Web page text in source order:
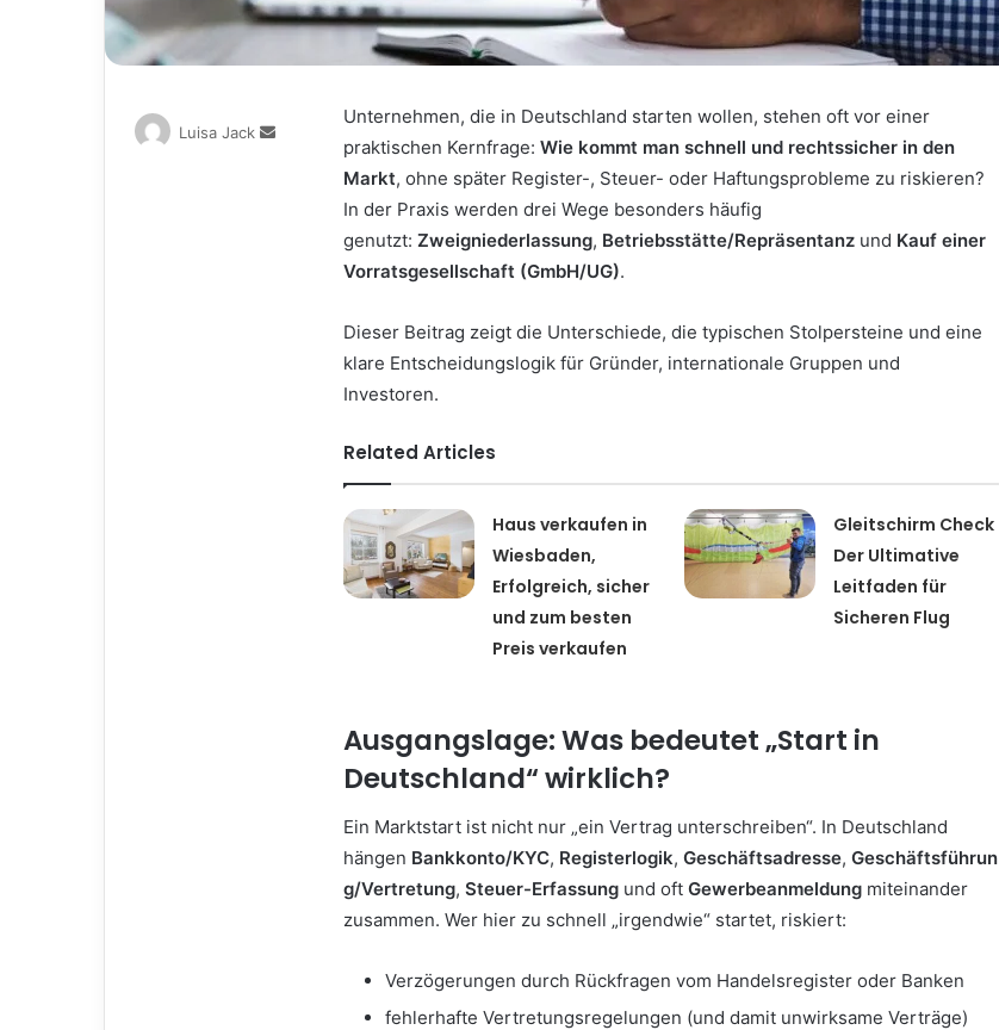
Unternehmen, die in Deutschland starten wollen, stehen oft vor einer
praktischen Kernfrage: Wie kommt man schnell und rechtssicher in den
Markt, ohne später Register-, Steuer- oder Haftungsprobleme zu riskieren?
In der Praxis werden drei Wege besonders häufig
genutzt: Zweigniederlassung, Betriebsstätte/Repräsentanz und Kauf einer
Vorratsgesellschaft (GmbH/UG).
Dieser Beitrag zeigt die Unterschiede, die typischen Stolpersteine und eine
klare Entscheidungslogik für Gründer, internationale Gruppen und
Investoren.
Related Articles
Haus verkaufen in
Wiesbaden,
Erfolgreich, sicher
und zum besten
Preis verkaufen
Gleitschirm Check
Der Ultimative
Leitfaden für
Sicheren Flug
Ausgangslage: Was bedeutet „Start in
Deutschland“ wirklich?
Ein Marktstart ist nicht nur „ein Vertrag unterschreiben“. In Deutschland
hängen Bankkonto/KYC, Registerlogik, Geschäftsadresse, Geschäftsführun
g/Vertretung, Steuer-Erfassung und oft Gewerbeanmeldung miteinander
zusammen. Wer hier zu schnell „irgendwie“ startet, riskiert:
Verzögerungen durch Rückfragen vom Handelsregister oder Banken
fehlerhafte Vertretungsregelungen (und damit unwirksame Verträge)
Luisa Jack
Send